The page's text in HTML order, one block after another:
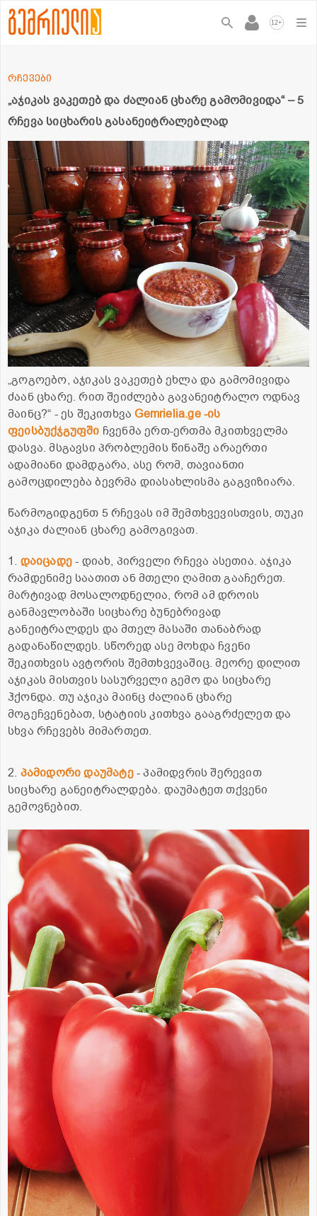
12+
„აჯიკას ვაკეთებ და ძალიან ცხარე გამომივიდა“ – 5
რჩევა სიცხარის გასანეიტრალებლად
რჩევები
„გოგოებო, აჯიკას ვაკეთებ ეხლა და გამომივიდა
ძაან ცხარე. რით შეიძლება გავანეიტრალო ოდნავ
მაინც?“ - ეს შეკითხვაGemrielia.ge -ის
ფეისბუქჯგუფში ჩვენმა ერთ-ერთმა მკითხველმა
დასვა. მსგავსი პრობლემის წინაშე არაერთი
ადამიანი დამდგარა, ასე რომ, თავიანთი
გამოცდილება ბევრმა დიასახლისმა გაგვიზიარა.
წარმოგიდგენთ 5 რჩევას იმ შემთხვევისთვის, თუკი
აჯიკა ძალიან ცხარე გამოგივათ.
1. დაიცადე- დიახ, პირველი რჩევა ასეთია. აჯიკა
რამდენიმე საათით ან მთელი ღამით გააჩერეთ.
მარტივად მოსალოდნელია, რომ ამ დროის
განმავლობაში სიცხარე ბუნებრივად
განეიტრალდეს და მთელ მასაში თანაბრად
გადანაწილდეს. სწორედ ასე მოხდა ჩვენი
შეკითხვის ავტორის შემთხვევაშიც. მეორე დილით
აჯიკას მისთვის სასურველი გემო და სიცხარე
ჰქონდა. თუ აჯიკა მაინც ძალიან ცხარე
მოგეჩვენებათ, სტატიის კითხვა გააგრძელეთ და
სხვა რჩევებს მიმართეთ.
2. პამიდორი დაუმატე- პამიდვრის შერევით
სიცხარე განეიტრალდება. დაუმატეთ თქვენი
გემოვნებით.